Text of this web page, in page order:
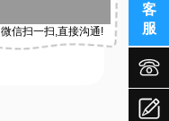
客
服
微信扫一扫,直接沟通!


